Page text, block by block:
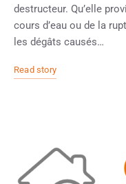
destructeur. Qu’elle
cours d’eau ou de la
les dégâts causés…
Read story